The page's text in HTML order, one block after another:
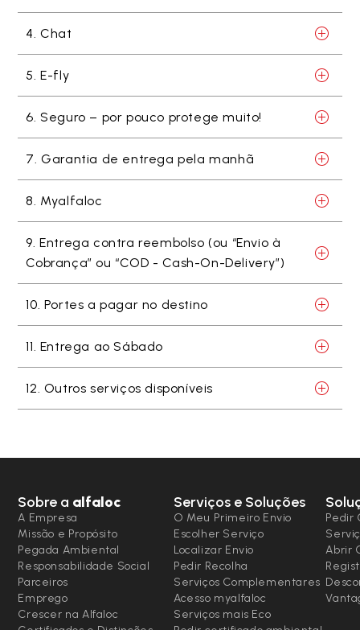
4. Chat
5. E-fly
6. Seguro – por pouco protege muito!
7. Garantia de entrega pela manhã
8. Myalfaloc
9. Entrega contra reembolso (ou “Envio à
Cobrança” ou “COD - Cash-On-Delivery”)
10. Portes a pagar no destino
11. Entrega ao Sábado
12. Outros serviços disponíveis
Sobre a alfaloc
A Empresa
Missão e Propósito
Pegada Ambiental
Responsabilidade Social
Parceiros
Emprego
Crescer na Alfaloc
Serviços e Soluções
O Meu Primeiro Envio
Escolher Serviço
Localizar Envio
Pedir Recolha
Serviços Complementares
Acesso myalfaloc
Serviços mais Eco
Pedir
Abrir